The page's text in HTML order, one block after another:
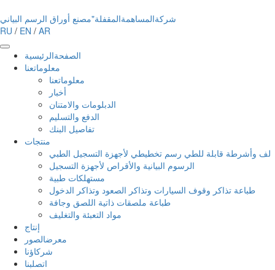
شركةالمساهمةالمقفلة"مصنع أوراق الرسم البياني
RU / EN / AR
الصفحةالرئيسية
معلوماتعنا
معلوماتعنا
أخبار
الدبلومات والامتنان
الدفع والتسليم
تفاصيل البنك
منتجات
لف وأشرطة قابلة للطي رسم تخطيطي لأجهزة التسجيل الطبي
الرسوم البيانية والأقراص لأجهزة التسجيل
مستهلكات طبية
طباعة تذاكر وقوف السيارات وتذاكر الصعود وتذاكر الدخول
طباعة ملصقات ذاتية اللصق وجافة
مواد التعبئة والتغليف
إنتاج
معرضالصور
شركاؤنا
اتصلبنا